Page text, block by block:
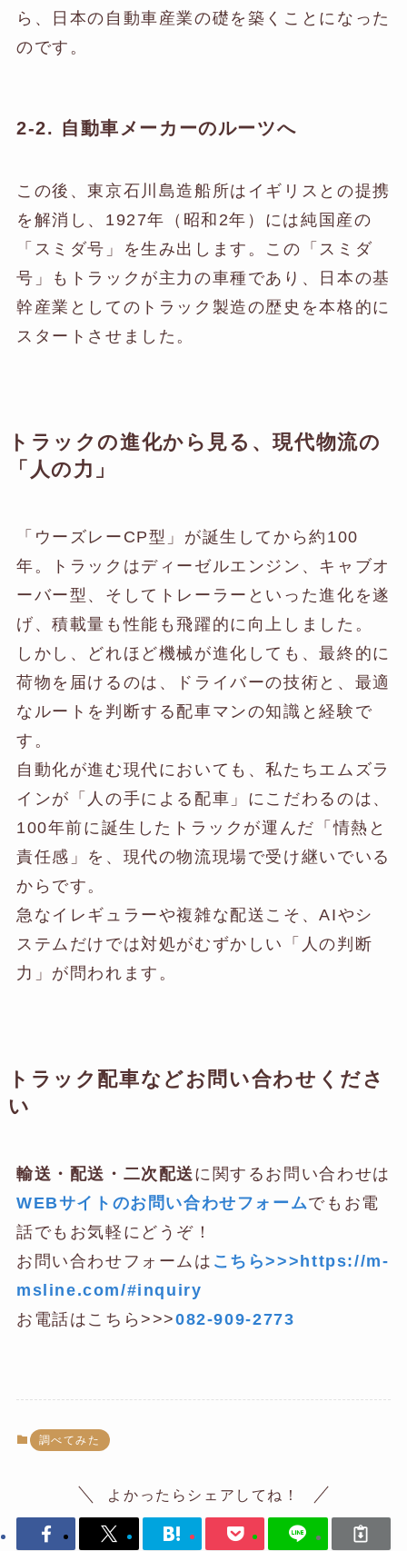
ら、日本の自動車産業の礎を築くことになった
のです。
2-2. 自動車メーカーのルーツへ
この後、東京石川島造船所はイギリスとの提携
を解消し、1927年（昭和2年）には純国産の
「スミダ号」を生み出します。この「スミダ
号」もトラックが主力の車種であり、日本の基
幹産業としてのトラック製造の歴史を本格的に
スタートさせました。
トラックの進化から見る、現代物流の
「人の力」
「ウーズレーCP型」が誕生してから約100
年。トラックはディーゼルエンジン、キャブオ
ーバー型、そしてトレーラーといった進化を遂
げ、積載量も性能も飛躍的に向上しました。
しかし、どれほど機械が進化しても、最終的に
荷物を届けるのは、ドライバーの技術と、最適
なルートを判断する配車マンの知識と経験で
す。
自動化が進む現代においても、私たちエムズラ
インが「人の手による配車」にこだわるのは、
100年前に誕生したトラックが運んだ「情熱と
責任感」を、現代の物流現場で受け継いでいる
からです。
急なイレギュラーや複雑な配送こそ、AIやシ
ステムだけでは対処がむずかしい「人の判断
力」が問われます。
トラック配車などお問い合わせくださ
い
輸送・配送・二次配送 に関するお問い合わせは
WEBサイトのお問い合わせフォームでもお電
話でもお気軽にどうぞ！
お問い合わせフォームは こちら>>>https://m-
msline.com/#inquiry
お電話はこちら>>>082-909-2773
調べてみた
よかったらシェアしてね！